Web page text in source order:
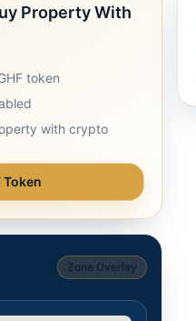
Property With
token
with crypto
Token
Zone Overlay